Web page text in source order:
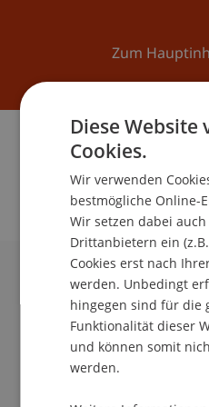
Zum
Suche
Universität Liechtenstein
Fürst-Franz-Josef-Strasse
9490 Vaduz
Liechtenstein
info@uni.li
Diese Website
Cookies.
Wir verwenden
bestmögliche Online-
Wir setzen dabei auch
Drittanbietern ein
Cookies erst nach
werden. Unbedingt
hingegen sind für die
Funktionalität dieser
und können somit
werden.